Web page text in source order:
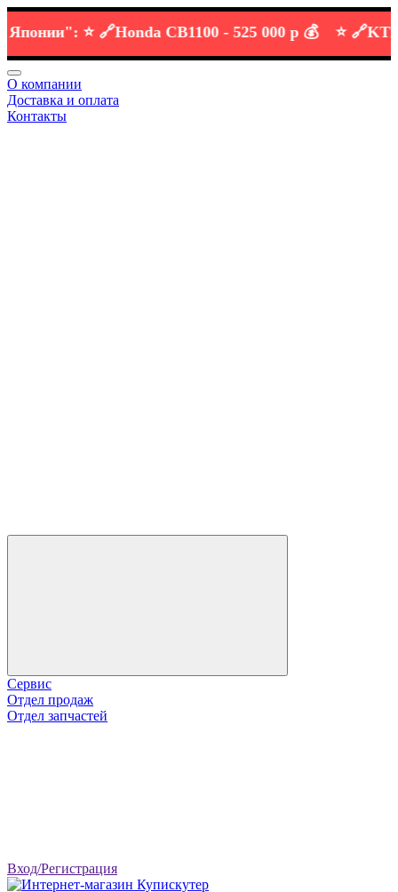
⭐️ 🔗 Honda CB1100 -525 000 р 💰 ⭐️ 🔗 KTM
О компании
Доставка и оплата
Контакты
Сервис
Отдел продаж
Отдел запчастей
Вход/Регистрация